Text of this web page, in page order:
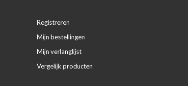
Registreren
Mijn bestellingen
Mijn verlanglijst
Vergelijk producten